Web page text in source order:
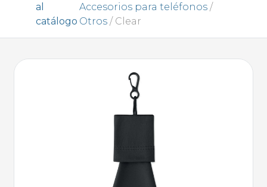
al
catálogo
Accesorios para teléfonos/
Otros/ Clear